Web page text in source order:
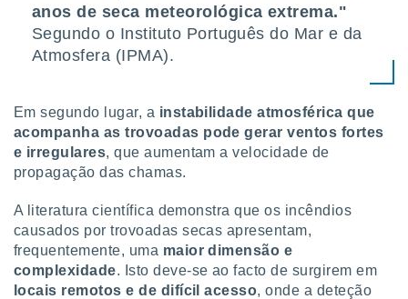
através
estudos
de
1199
anos de seca meteorológica extrema."
Segundo o Instituto Português do Mar e da
Atmosfera (IPMA).
Em segundo lugar, a instabilidade atmosférica que
acompanha as trovoadas pode gerar ventos fortes
e irregulares, que aumentam a velocidade de
propagação das chamas.
A literatura científica demonstra que os incêndios
causados por trovoadas secas apresentam,
frequentemente, uma maior dimensão e
complexidade. Isto deve-se ao facto de surgirem em
locais remotos e de difícil acesso, onde a deteção